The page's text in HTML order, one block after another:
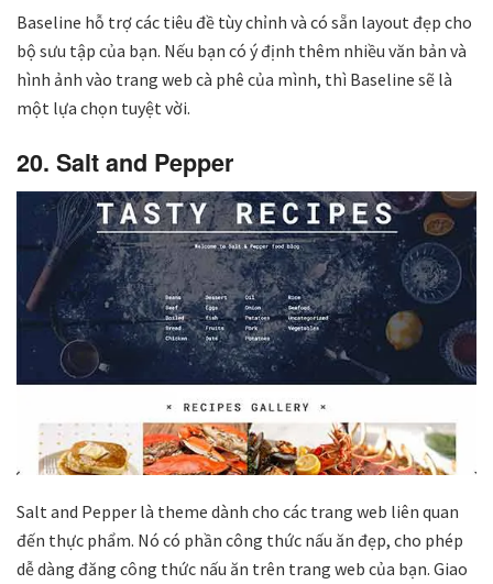
Baseline hỗ trợ các tiêu đề tùy chỉnh và có sẵn layout đẹp cho
bộ sưu tập của bạn. Nếu bạn có ý định thêm nhiều văn bản và
hình ảnh vào trang web cà phê của mình, thì Baseline sẽ là
một lựa chọn tuyệt vời.
20. Salt and Pepper
Salt and Pepper là theme dành cho các trang web liên quan
đến thực phẩm. Nó có phần công thức nấu ăn đẹp, cho phép
dễ dàng đăng công thức nấu ăn trên trang web của bạn. Giao